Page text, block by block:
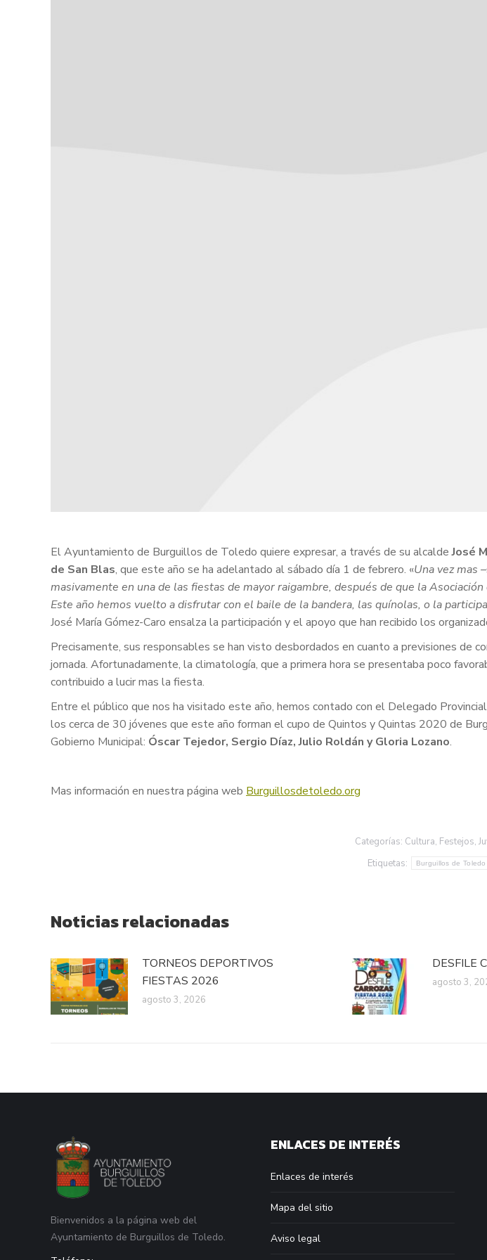
El Ayuntamiento de Burguillos de Toledo quiere expresar, a través de su alcaldeJosé
de San Blas, que este año se ha adelantado al sábado día 1 de febrero. «Una vez mas –
masivamente en una de las fiestas de mayor raigambre, después de que la
Este año hemos vuelto a disfrutar con el baile de la bandera, las quínolas, o la
José María Gómez-Caro ensalza la participación y el apoyo que han recibido los
Precisamente, sus responsables se han visto desbordados en cuanto a previsiones de
jornada. Afortunadamente, la climatología, que a primera hora se presentaba poco
contribuido a lucir mas la fiesta.
Entre el público que nos ha visitado este año, hemos contado con el Delegado Provincial
los cerca de 30 jóvenes que este año forman el cupo de Quintos y Quintas 2020 de
Gobierno Municipal: Óscar Tejedor, Sergio Díaz, Julio Roldán y Gloria Lozano.
Mas información en nuestra página web Burguillosdetoledo.org
Categorías: Cultura, Festejos,
Etiquetas:
Burguillos de Toledo
Noticias relacionadas
TORNEOS DEPORTIVOS
FIESTAS 2026
agosto 3, 2026
DESFILE
agosto 3,
Bienvenidos a la página web del
Ayuntamiento de Burguillos de Toledo.
ENLACES DE INTERÉS
Enlaces de interés
Mapa del sitio
Aviso legal